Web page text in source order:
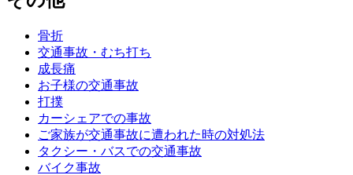
骨折
交通事故・むち打ち
成長痛
お子様の交通事故
打撲
カーシェアでの事故
ご家族が交通事故に遭われた時の対処法
タクシー・バスでの交通事故
バイク事故